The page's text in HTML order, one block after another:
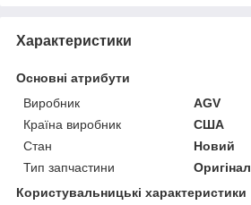
Характеристики
Основні атрибути
Виробник
AGV
Країна виробник
США
Стан
Новий
Тип запчастини
Оригінал
Користувальницькі характеристики